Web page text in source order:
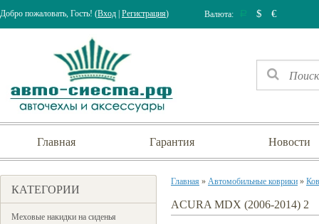
Добро пожаловать, Гость! (Вход Регистрация) Валюта: Р $ €
Главная Гарантия Новости
КАТЕГОРИИ
Меховые накидки на сиденья
Главная » Автомобильные коврики »
ACURA MDX (2006-2014) 2